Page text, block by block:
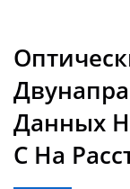
Данных
С На